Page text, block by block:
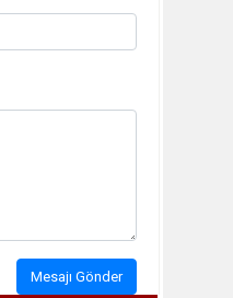
Mesajı Gönder